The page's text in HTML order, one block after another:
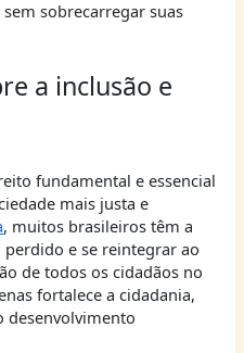
sobrecarregar suas
a inclusão e
fundamental e essencial
mais justa e
, muitos brasileiros têm a
e se reintegrar ao
de todos os cidadãos no
fortalece a cidadania,
desenvolvimento